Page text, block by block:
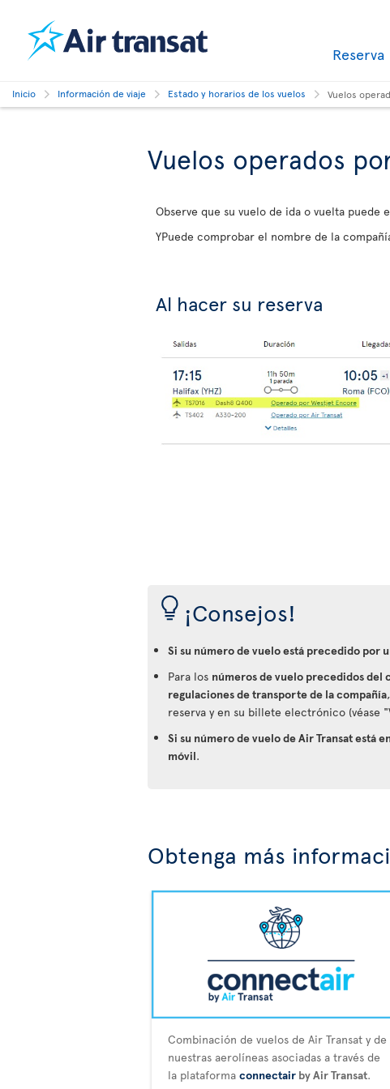
Reserva
Inicio Información de viaje Estado y horarios de los vuelos Vuelos
Vuelos operados
Observe que su vuelo de ida o vuelta puede
YPuede comprobar el nombre de la
Al hacer su reserva
¡Consejos!
Si su número de vuelo está precedido por
Para los números de vuelo precedidos del
regulaciones de transporte de la compañía
reserva y en su billete electrónico (véase
Si su número de vuelo de Air Transat está
móvil.
Obtenga más
Combinación de vuelos de Air Transat y de
nuestras aerolíneas asociadas a través de
la plataforma connectair by Air Transat.